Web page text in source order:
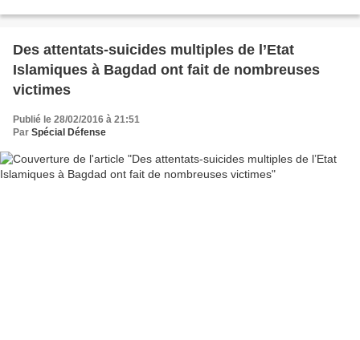
Des attentats-suicides multiples de l’Etat
Islamiques à Bagdad ont fait de nombreuses
victimes
Publié le 28/02/2016 à 21:51
Par Spécial Défense